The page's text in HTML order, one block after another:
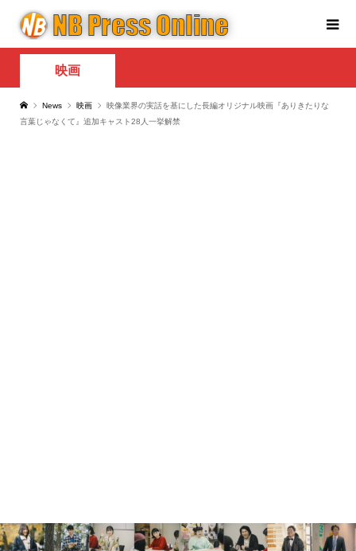
映画
News 映画
映像業界の実話を基にした長編オリジナル映画『ありきたりな
言葉じゃなくて』追加キャスト28人一挙解禁